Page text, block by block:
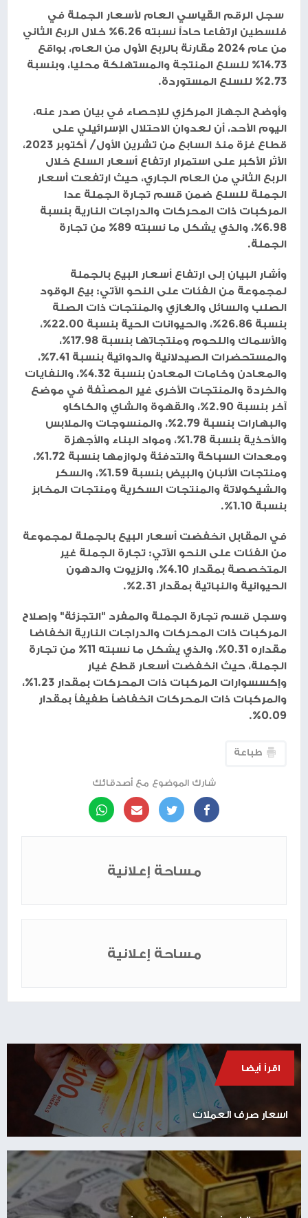
سجل الرقم القياسي العام لأسعار الجملة في
فلسطين ارتفاعا حاداً نسبته 6.26% خلال الربع الثاني
من عام 2024 مقارنة بالربع الأول من العام، بواقع
14.73% للسلع المنتجة والمستهلكة محليا، وبنسبة
2.73% للسلع المستوردة.
وأوضح الجهاز المركزي للإحصاء في بيان صدر عنه،
اليوم الأحد، أن لعدوان الاحتلال الإسرائيلي على
قطاع غزة منذ السابع من تشرين الأول/ أكتوبر 2023،
الأثر الأكبر على استمرار ارتفاع أسعار السلع خلال
الربع الثاني من العام الجاري، حيث ارتفعت أسعار
الجملة للسلع ضمن قسم تجارة الجملة عدا
المركبات ذات المحركات والدراجات النارية بنسبة
6.98%، والذي يشكل ما نسبته 89% من تجارة
الجملة.
وأشار البيان إلى ارتفاع أسعار البيع بالجملة
لمجموعة من الفئات على النحو الآتي: بيع الوقود
الصلب والسائل والغازي والمنتجات ذات الصلة
بنسبة 26.86%، والحيوانات الحية بنسبة 22.00%،
والأسماك واللحوم ومنتجاتها بنسبة 17.98%،
والمستحضرات الصيدلانية والدوائية بنسبة 7.41%،
والمعادن وخامات المعادن بنسبة 4.32%، والنفايات
والخردة والمنتجات الأخرى غير المصنّفة في موضع
آخر بنسبة 2.90%، والقهوة والشاي والكاكاو
والبهارات بنسبة 2.79%، والمنسوجات والملابس
والأحذية بنسبة 1.78%، ومواد البناء والأجهزة
ومعدات السباكة والتدفئة ولوازمها بنسبة 1.72%،
ومنتجات الألبان والبيض بنسبة 1.59%، والسكر
والشيكولاتة والمنتجات السكرية ومنتجات المخابز
بنسبة 1.10%.
في المقابل انخفضت أسعار البيع بالجملة لمجموعة
من الفئات على النحو الآتي: تجارة الجملة غير
المتخصصة بمقدار 4.10%، والزيوت والدهون
الحيوانية والنباتية بمقدار 2.31%.
وسجل قسم تجارة الجملة والمفرد "التجزئة" وإصلاح
المركبات ذات المحركات والدراجات النارية انخفاضا
مقداره 0.31%، والذي يشكل ما نسبته 11% من تجارة
الجملة، حيث انخفضت أسعار قطع غيار
وإكسسوارات المركبات ذات المحركات بمقدار 1.23%،
والمركبات ذات المحركات انخفاضاً طفيفاً بمقدار
0.09%.
طباعة
شارك الموضوع مع أصدقائك
مساحة إعلانية
مساحة إعلانية
اقرأ أيضا
اسعار صرف العملات